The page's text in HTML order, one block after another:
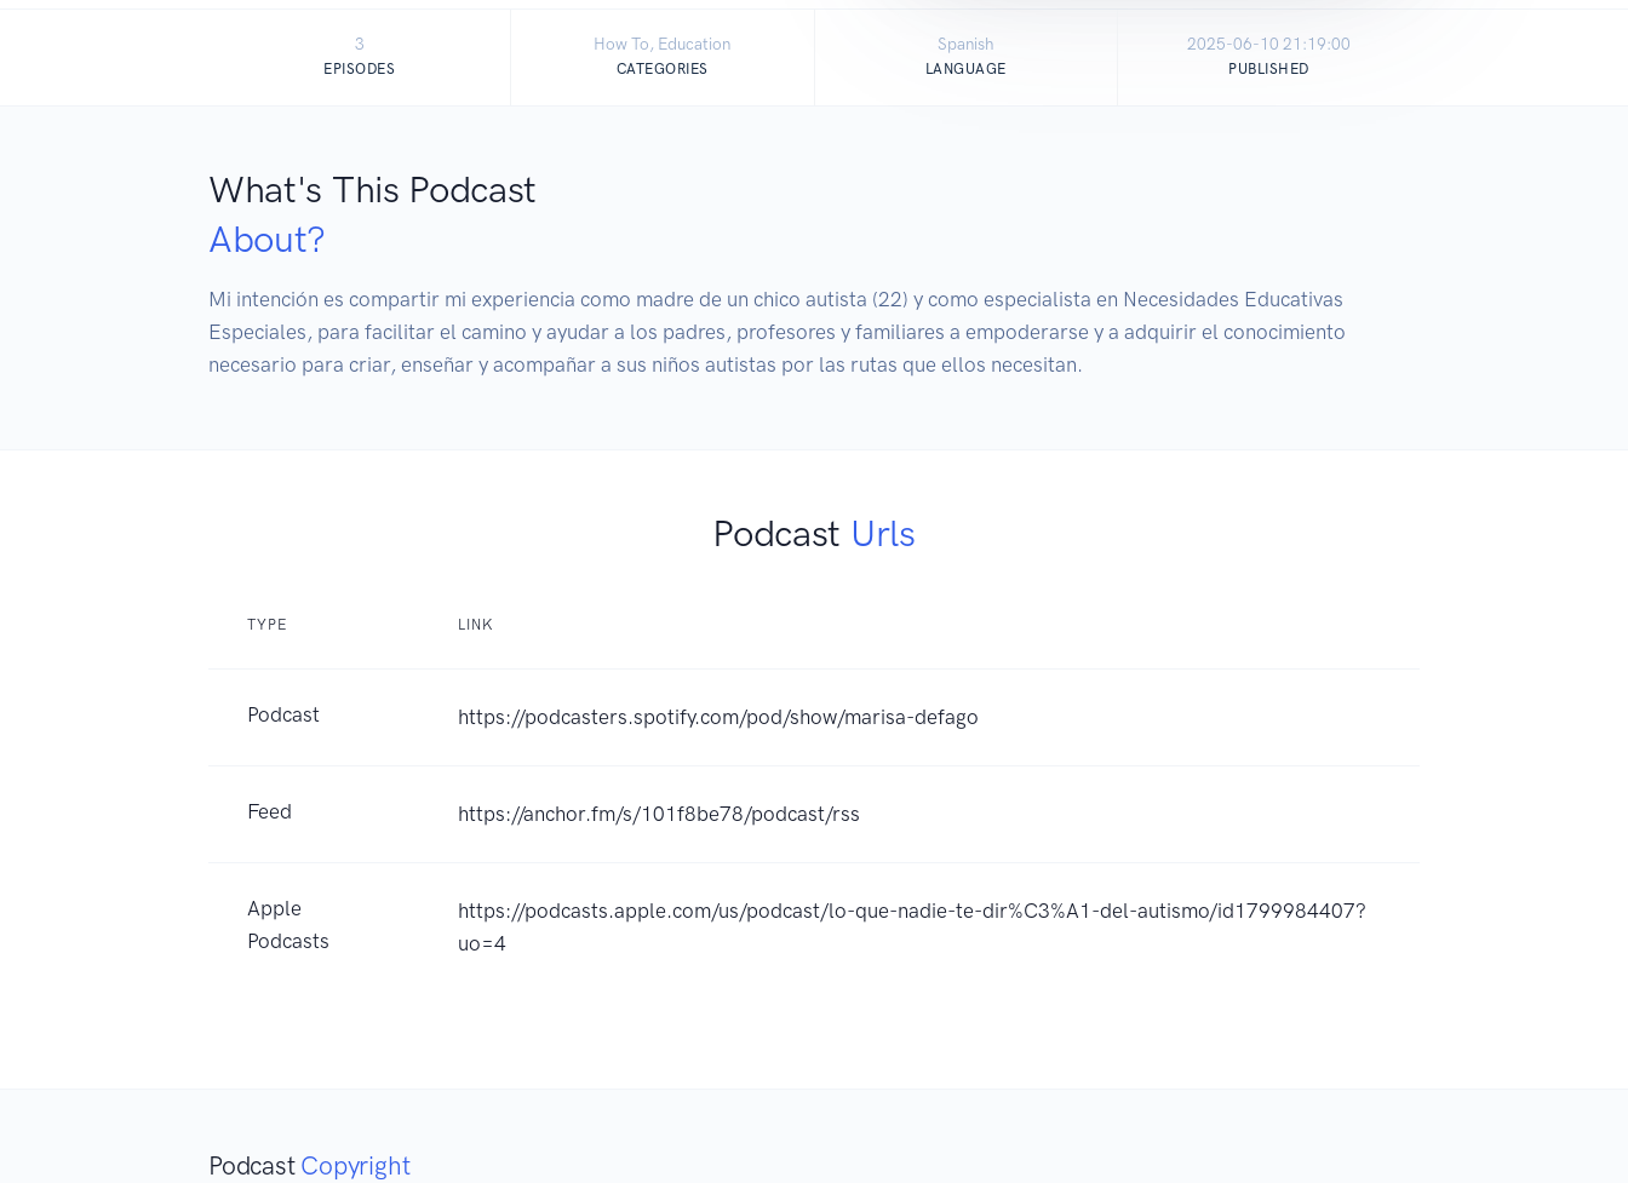
3
EPISODES
How To, Education
CATEGORIES
Spanish
LANGUAGE
2025-06-10 21:19:00
PUBLISHED
What's This Podcast
About?
Mi intención es compartir mi experiencia como madre de un chico autista (22) y como especialista en Necesidades Educativas
Especiales, para facilitar el camino y ayudar a los padres, profesores y familiares a empoderarse y a adquirir el conocimiento
necesario para criar, enseñar y acompañar a sus niños autistas por las rutas que ellos necesitan.
Podcast Urls
TYPE LINK
Podcast https://podcasters.spotify.com/pod/show/marisa-defago
Feed https://anchor.fm/s/101f8be78/podcast/rss
Apple
Podcasts
https://podcasts.apple.com/us/podcast/lo-que-nadie-te-dir%C3%A1-del-autismo/id1799984407?
uo=4
Podcast Copyright